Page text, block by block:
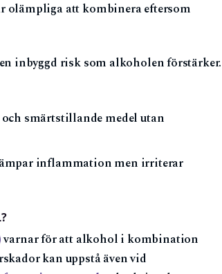
olämpliga att kombinera eftersom
inbyggd risk som alkoholen förstärker.
smärtstillande medel utan
inflammation men irriterar
varnar för att alkohol i kombination
kan uppstå även vid